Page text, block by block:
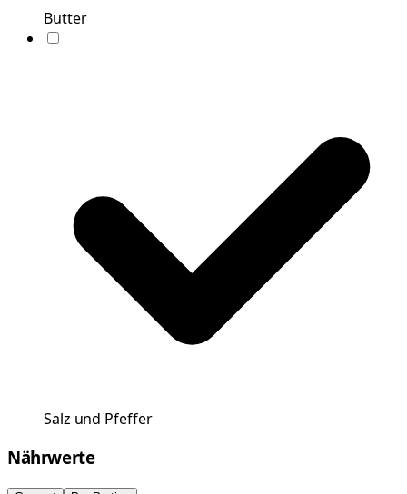
Butter
Salz und Pfeffer
Nährwerte